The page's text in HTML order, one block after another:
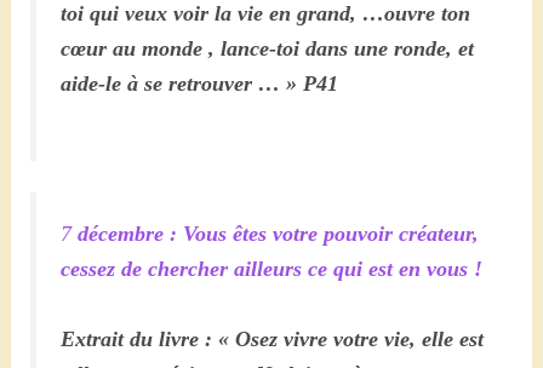
toi qui veux voir la vie en grand, …ouvre ton
cœur au monde , lance-toi dans une ronde, et
aide-le à se retrouver … » P41
7décembre : Vous êtes votre pouvoir créateur,
cessez de chercher ailleurs ce qui est en vous !
Extrait du livre : « Osez vivre votre vie, elle est